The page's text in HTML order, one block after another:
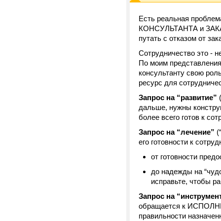
Есть реальная
КОНСУЛЬТАНТА и
путать с отказом от
Сотрудничество это -
По моим
консультанту свою
ресурс для
Запрос на “развитие”
дальше, нужны
более всего готов к
Запрос на “лечение”
его готовности к
от готовности
до надежды на
исправьте, чтобы
Запрос на
обращается к
правильности